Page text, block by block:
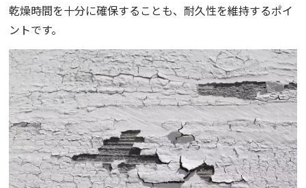
乾燥時間を十分に確保することも、耐久性を維持するポイ
ントです。